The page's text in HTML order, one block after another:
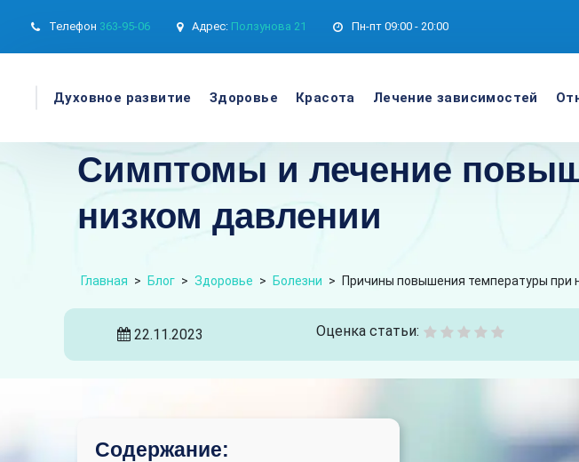
Телефон 363-95-06 Адрес: Ползунова 21 Пн-пт 09:00 - 20:00
Духовное развитие Здоровье Красота Лечение зависимостей
Симптомы и лечение
низком давлении
Главная > Блог > Здоровье > Болезни > Причины повышения температуры при
22.11.2023 Оценка статьи:
Содержание: